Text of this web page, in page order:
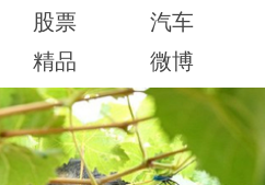
股票 汽车
精品 微博